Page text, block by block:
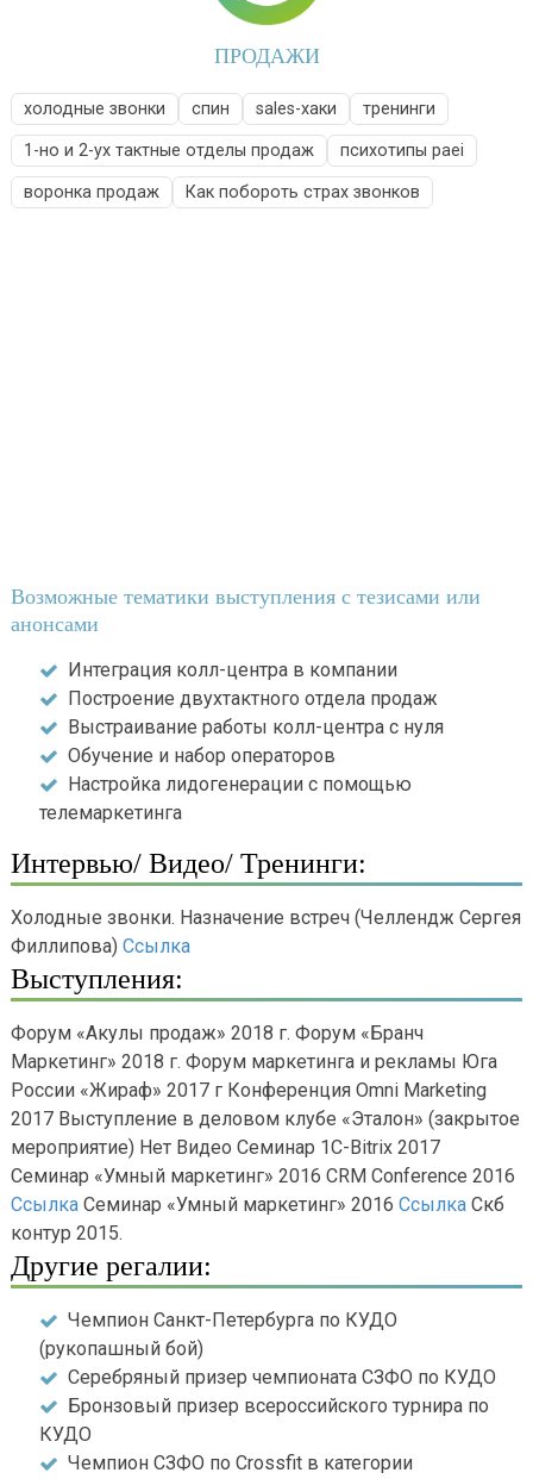
ПРОДАЖИ
холодные звонки спин sales-хаки тренинги
1-но и 2-ух тактные отделы продаж психотипы paei
воронка продаж Как побороть страх звонков
Возможные тематики выступления с тезисами или
анонсами
Интеграция колл-центра в компании
Построение двухтактного отдела продаж
Выстраивание работы колл-центра с нуля
Обучение и набор операторов
Настройка лидогенерации с помощью
телемаркетинга
Интервью/ Видео/ Тренинги:
Холодные звонки. Назначение встреч (Челлендж Сергея
Филлипова) Ссылка
Выступления:
Форум «Акулы продаж» 2018 г. Форум «Бранч
Маркетинг» 2018 г. Форум маркетинга и рекламы Юга
России «Жираф» 2017 г Конференция Omni Marketing
2017 Выступление в деловом клубе «Эталон» (закрытое
мероприятие) Нет Видео Семинар 1C-Bitrix 2017
Семинар «Умный маркетинг» 2016 CRM Conference 2016
СсылкаСеминар «Умный маркетинг» 2016 СсылкаСкб
контур 2015.
Другие регалии:
Чемпион Санкт-Петербурга по КУДО
(рукопашный бой)
Серебряный призер чемпионата СЗФО по КУДО
Бронзовый призер всероссийского турнира по
КУДО
Чемпион СЗФО по Crossfit в категории